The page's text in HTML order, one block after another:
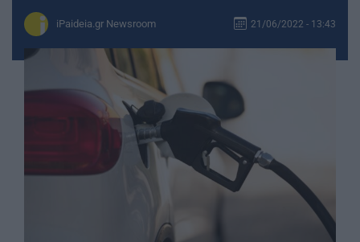
iPaideia.gr Newsroom 21/06/2022 - 13:43